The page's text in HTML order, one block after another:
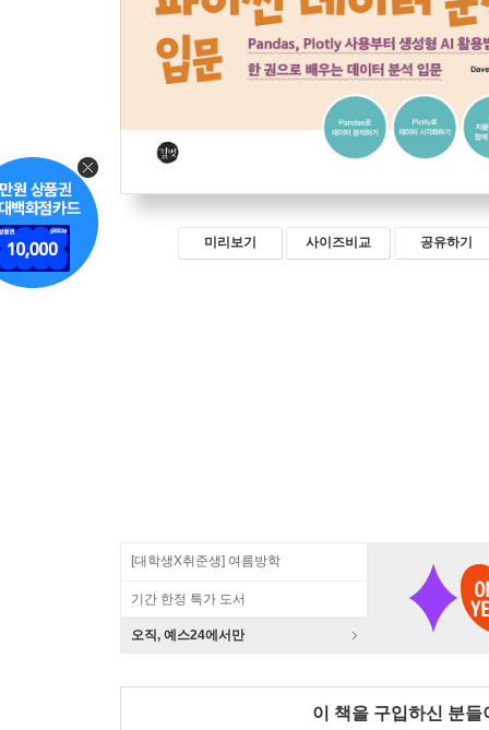
미리보기 사이즈비교 공유하기
[대학생X취준생] 여름방학
기간 한정 특가 도서
오직, 예스24에서만
이 책을 구입하신 분